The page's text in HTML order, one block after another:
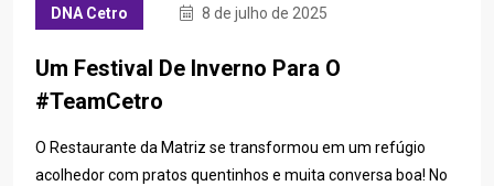
DNA Cetro 8 de julho de 2025
Um Festival De Inverno Para O
#TeamCetro
O Restaurante da Matriz se transformou em um refúgio
acolhedor com pratos quentinhos e muita conversa boa! No